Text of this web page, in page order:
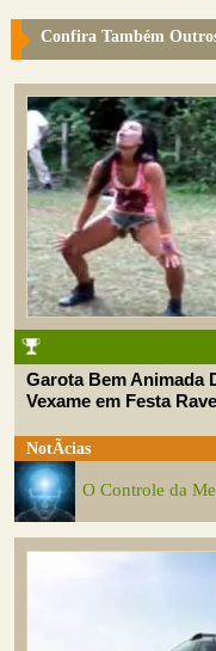
Confira Também
Garota Bem Animada
Vexame em Festa Rave
NotÃ­cias
O Controle da